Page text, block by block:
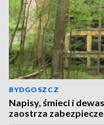
BYDGOSZCZ
Napisy, śmieci i
zaostrza